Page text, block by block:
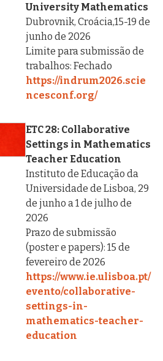
University Mathematics
Dubrovnik, Croácia,15-19 de
junho de 2026
Limite para submissão de
trabalhos: Fechado
https://indrum2026.scie
ncesconf.org/
ETC 28: Collaborative
Settings in Mathematics
Teacher Education
Instituto de Educação da
Universidade de Lisboa, 29
de junho a 1 de julho de
2026
Prazo de submissão
(poster e papers): 15 de
fevereiro de 2026
https://www.ie.ulisboa.pt/
evento/collaborative-
settings-in-
mathematics-teacher-
education